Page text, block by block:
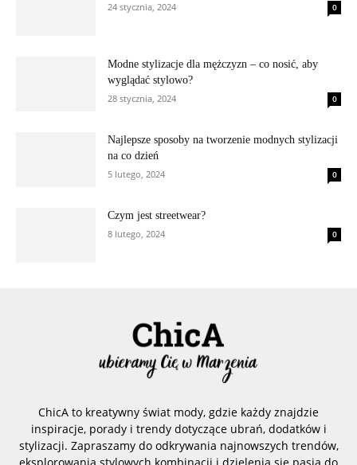
24 stycznia, 2024
0
Modne stylizacje dla mężczyzn – co nosić, aby
wyglądać stylowo?
28 stycznia, 2024
0
Najlepsze sposoby na tworzenie modnych stylizacji
na co dzień
5 lutego, 2024
0
Czym jest streetwear?
8 lutego, 2024
0
ChicA to kreatywny świat mody, gdzie każdy znajdzie
inspiracje, porady i trendy dotyczące ubrań, dodatków i
stylizacji. Zapraszamy do odkrywania najnowszych trendów,